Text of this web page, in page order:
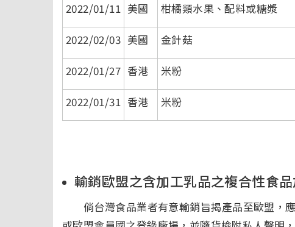
2022/01/11 美國 柑橘類水果、配料或糖漿
2022/02/03 美國 金針菇
2022/01/27 香港 米粉
2022/01/31 香港 米粉
輸銷歐盟之含加工乳品之複合性食
倘台灣食品業者有意輸銷旨揭產品至歐盟，